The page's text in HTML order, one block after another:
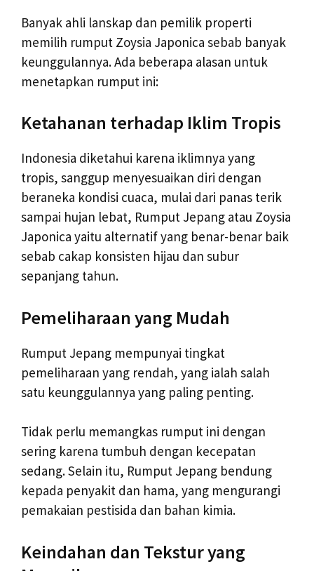
Banyak ahli lanskap dan pemilik properti
memilih rumput Zoysia Japonica sebab banyak
keunggulannya. Ada beberapa alasan untuk
menetapkan rumput ini:
Ketahanan terhadap Iklim Tropis
Indonesia diketahui karena iklimnya yang
tropis, sanggup menyesuaikan diri dengan
beraneka kondisi cuaca, mulai dari panas terik
sampai hujan lebat, Rumput Jepang atau Zoysia
Japonica yaitu alternatif yang benar-benar baik
sebab cakap konsisten hijau dan subur
sepanjang tahun.
Pemeliharaan yang Mudah
Rumput Jepang mempunyai tingkat
pemeliharaan yang rendah, yang ialah salah
satu keunggulannya yang paling penting.
Tidak perlu memangkas rumput ini dengan
sering karena tumbuh dengan kecepatan
sedang. Selain itu, Rumput Jepang bendung
kepada penyakit dan hama, yang mengurangi
pemakaian pestisida dan bahan kimia.
Keindahan dan Tekstur yang